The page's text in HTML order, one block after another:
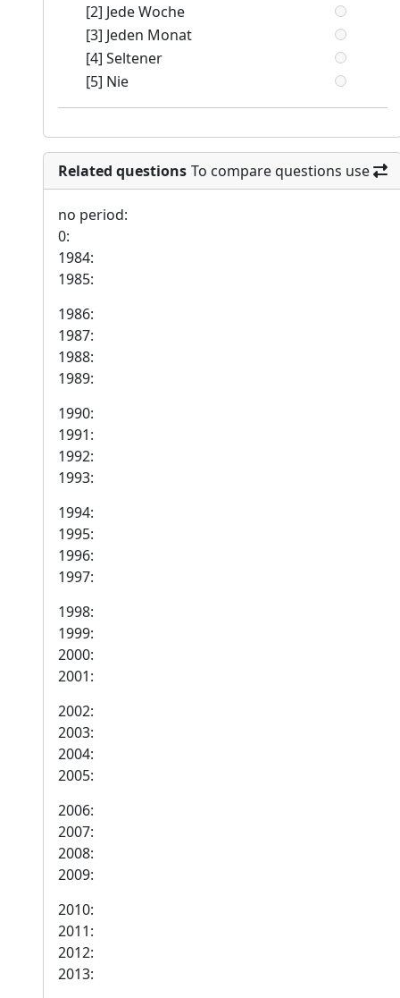
[2] Jede Woche
[3] Jeden Monat
[4] Seltener
[5] Nie
Related questions To compare questions use
no period:
0:
1984:
1985:
1986:
1987:
1988:
1989:
1990:
1991:
1992:
1993:
1994:
1995:
1996:
1997:
1998:
1999:
2000:
2001:
2002:
2003:
2004:
2005:
2006:
2007:
2008:
2009:
2010:
2011:
2012:
2013: